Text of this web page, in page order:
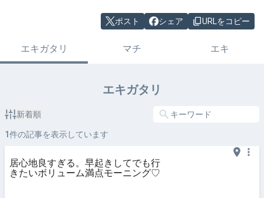
ポスト シェア URLをコピー
エキガタリ マチ エキ
エキガタリ
新着順
1件の記事を表示しています
居心地良すぎる。早起きしてでも行
きたいボリューム満点モーニング♡